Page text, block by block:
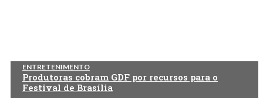
ENTRETENIMENTO
Produtoras cobram GDF por recursos para o
Festival de Brasília